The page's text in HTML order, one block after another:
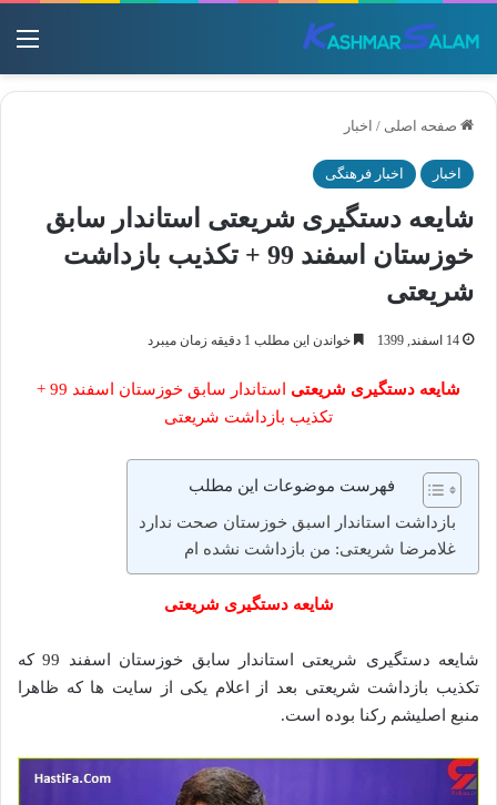
صفحه اصلی / اخبار
اخبار اخبار فرهنگی
شایعه دستگیری شریعتی استاندار سابق
خوزستان اسفند 99 + تکذیب بازداشت
شریعتی
14 اسفند, 1399 خواندن این مطلب 1 دقیقه زمان میبرد
شایعه دستگیری شریعتی
استاندار سابق خوزستان اسفند 99 +
تکذیب بازداشت شریعتی
فهرست موضوعات این مطلب
بازداشت استاندار اسبق خوزستان صحت ندارد
غلامرضا شریعتی: من بازداشت نشده‌ ام
شایعه دستگیری شریعتی
شایعه دستگیری شریعتی استاندار سابق خوزستان اسفند 99 که
تکذیب بازداشت شریعتی بعد از اعلام یکی از سایت ها که ظاهرا
منبع اصلیشم رکنا بوده است.